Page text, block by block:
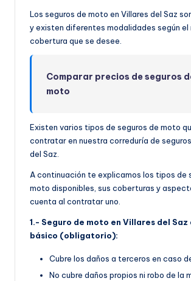
Los seguros de moto en Villares del Saz
y existen diferentes modalidades según el
cobertura que se desee.
Comparar precios de seguros
moto
Existen varios tipos de seguros de moto
contratar en nuestra correduría de
del Saz.
A continuación te explicamos los tipos de
moto disponibles, sus coberturas y
cuenta al contratar uno.
1.- Seguro de moto en Villares del
básico (obligatorio):
Cubre los daños a terceros en caso
No cubre daños propios ni robo de la